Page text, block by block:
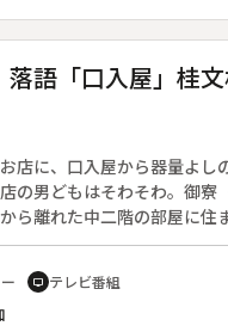
語「口入屋」桂
店に、口入屋から器量よし
の男どもはそわそわ。御寮
ら離れた中二階の部屋に住
舞いして奉公人を寝かせ、
所の膳棚に手をかけ上に登
いでしまい、身動きできな
tv テレビ番組